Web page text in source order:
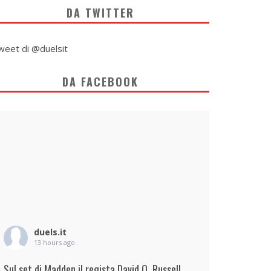
DA TWITTER
di @duelsit
DA FACEBOOK
duels.it
13 hours ago